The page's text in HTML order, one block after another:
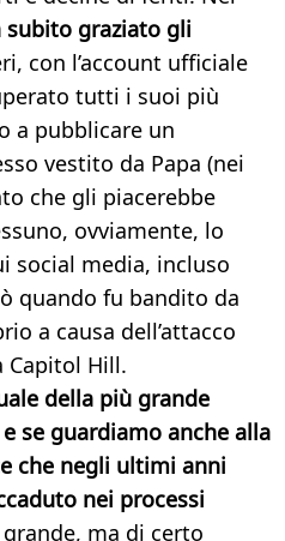
subito graziato gli
con l’account ufficiale
tutti i suoi più
a pubblicare un
vestito da Papa (nei
che gli piacerebbe
ovviamente, lo
social media, incluso
quando fu bandito da
a causa dell’attacco
Capitol Hill.
della più grande
se guardiamo anche alla
che negli ultimi anni
nei processi
ma di certo